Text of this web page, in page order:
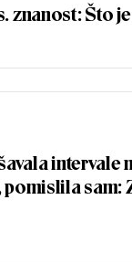
znanost: Što
intervale
pomislila sam: